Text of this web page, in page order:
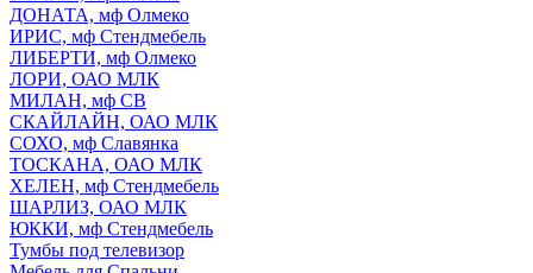
ДОНАТА, мф Олмеко
ИРИС, мф Стендмебель
ЛИБЕРТИ, мф Олмеко
ЛОРИ, ОАО МЛК
МИЛАН, мф СВ
СКАЙЛАЙН, ОАО МЛК
СОХО, мф Славянка
ТОСКАНА, ОАО МЛК
ХЕЛЕН, мф Стендмебель
ШАРЛИЗ, ОАО МЛК
ЮККИ, мф Стендмебель
Тумбы под телевизор